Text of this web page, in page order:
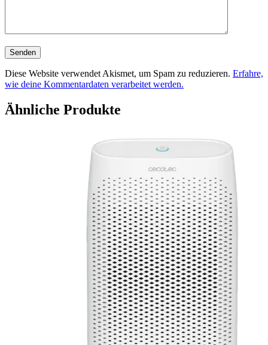
Diese Website verwendet Akismet, um Spam zu reduzieren. Erfahre,
wie deine Kommentardaten verarbeitet werden.
Ähnliche Produkte